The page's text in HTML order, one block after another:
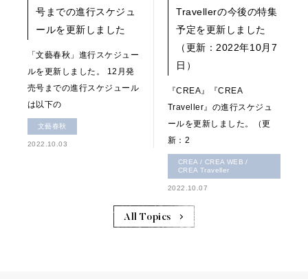
号までの進行スケジュ
ールを更新しました
「文藝春秋」進行スケジュー
ルを更新しました。 12月発
売号までの進行スケジュール
は以下の
文藝春秋
2022.10.03
Travellerの今後の特集
予定を更新しました
（更新：2022年10月7
日）
『CREA』『CREA
Traveller』の進行スケジュ
ールを更新しました。（更
新：2
CREA / CREA WEB /
CREA Traveller
2022.10.07
All Topics